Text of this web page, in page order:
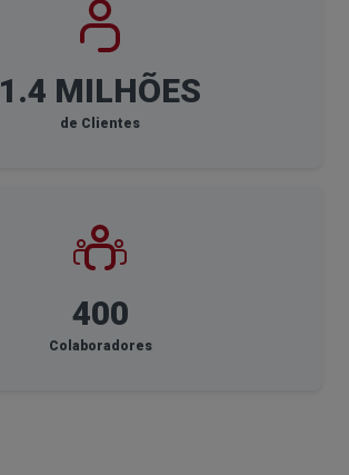
1.4 MILHÕES
de Clientes
400
Colaboradores